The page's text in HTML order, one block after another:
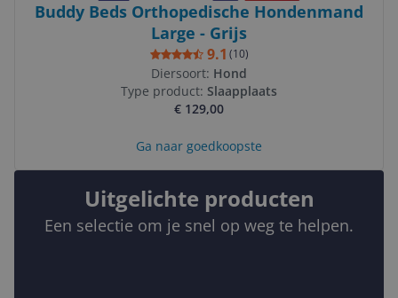
Buddy Beds Orthopedische Hondenmand
Large - Grijs
9.1 (10)
Diersoort: Hond
Type product: Slaapplaats
€ 129,00
Ga naar goedkoopste
Uitgelichte producten
Een selectie om je snel op weg te helpen.